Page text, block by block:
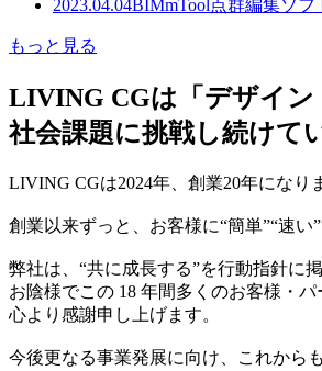
2023.04.04BIMmTool点群編集ソ
もっと見る
LIVING CGは「デザイン
社会課題に挑戦し続けて
LIVING CGは2024年、創業20年になり
創業以来ずっと、お客様に“簡単”“速
弊社は、“共に成長する”を行動指針に
お陰様でこの 18 年間多くのお客様・
心より感謝申し上げます。
今後更なる事業発展に向け、これから